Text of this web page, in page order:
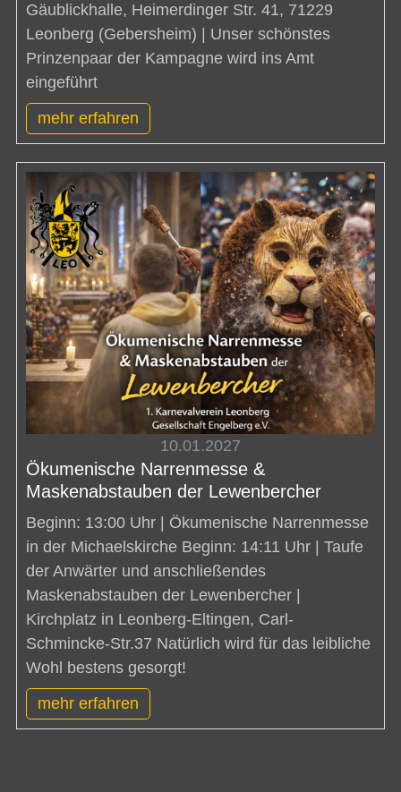
Gäublickhalle, Heimerdinger Str. 41, 71229
Leonberg (Gebersheim) | Unser schönstes
Prinzenpaar der Kampagne wird ins Amt
eingeführt
mehr erfahren
10.01.2027
Ökumenische Narrenmesse &
Maskenabstauben der Lewenbercher
Beginn: 13:00 Uhr | Ökumenische Narrenmesse
in der Michaelskirche Beginn: 14:11 Uhr | Taufe
der Anwärter und anschließendes
Maskenabstauben der Lewenbercher |
Kirchplatz in Leonberg-Eltingen, Carl-
Schmincke-Str.37 Natürlich wird für das leibliche
Wohl bestens gesorgt!
mehr erfahren